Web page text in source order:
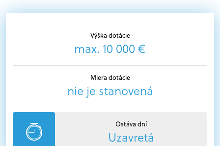
Výška dotácie
max. 10 000 €
Miera dotácie
nie je stanovená
Ostáva dní
Uzavretá